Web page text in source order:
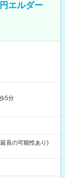
エルダー
5分
長の可能性あり)